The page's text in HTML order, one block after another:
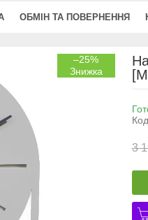
ОБМІН ТА ПОВЕРНЕННЯ
–25%
3